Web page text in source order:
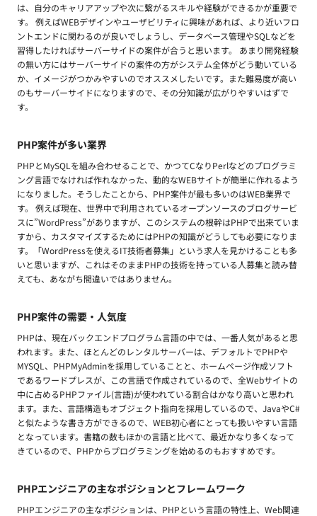
は、自分のキャリアアップや次に繋がるスキルや経験ができるかが重要で
す。 例えばWEBデザインやユーザビリティに興味があれば、より近いフロ
ントエンドに関わるのが良いでしょうし、データベース管理やSQLなどを
習得したければサーバーサイドの案件が合うと思います。 あまり開発経験
の無い方にはサーバーサイドの案件の方がシステム全体がどう動いている
か、イメージがつかみやすいのでオススメしたいです。また難易度が高い
のもサーバーサイドになりますので、その分知識が広がりやすいはずで
す。
PHP案件が多い業界
PHPとMySQLを組み合わせることで、かつてCなりPerlなどのプログラミ
ング言語でなければ作れなかった、動的なWEBサイトが簡単に作れるよう
になりました。そうしたことから、PHP案件が最も多いのはWEB業界で
す。 例えば現在、世界中で利用されているオープンソースのブログサービ
スに”WordPress”がありますが、このシステムの根幹はPHPで出来ていま
すから、カスタマイズするためにはPHPの知識がどうしても必要になりま
す。「WordPressを使えるIT技術者募集」という求人を見かけることも多
いと思いますが、これはそのままPHPの技術を持っている人募集と読み替
えても、あながち間違いではありません。
PHP案件の需要・人気度
PHPは、現在バックエンドプログラム言語の中では、一番人気があると思
われます。また、ほとんどのレンタルサーバーは、デフォルトでPHPや
MYSQL、PHPMyAdminを採用していることと、ホームページ作成ソフト
であるワードプレスが、この言語で作成されているので、全Webサイトの
中に占めるPHPファイル(言語)が使われている割合はかなり高いと思われ
ます。また、言語構造もオブジェクト指向を採用しているので、JavaやC#
と似たような書き方ができるので、WEB初心者にとっても扱いやすい言語
となっています。書籍の数もほかの言語と比べて、最近かなり多くなって
きているので、PHPからプログラミングを始めるのもおすすめです。
PHPエンジニアの主なポジションとフレームワーク
PHPエンジニアの主なポジションは、PHPという言語の特性上、Web関連